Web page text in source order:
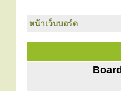
หน้าเว็บบอร์ด